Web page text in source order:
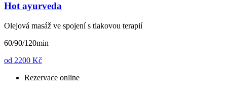
Hot ayurveda
Olejová masáž ve spojení s tlakovou terapií
60/90/120min
od 2200 Kč
Rezervace online